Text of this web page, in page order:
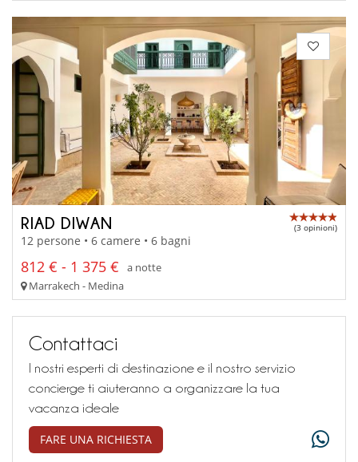
RIAD DIWAN (3 opinioni)
12 persone • 6 camere • 6 bagni
812 € - 1 375 €
a notte
Marrakech - Medina
Contattaci
I nostri esperti di destinazione e il nostro servizio
concierge ti aiuteranno a organizzare la tua
vacanza ideale
FARE UNA RICHIESTA